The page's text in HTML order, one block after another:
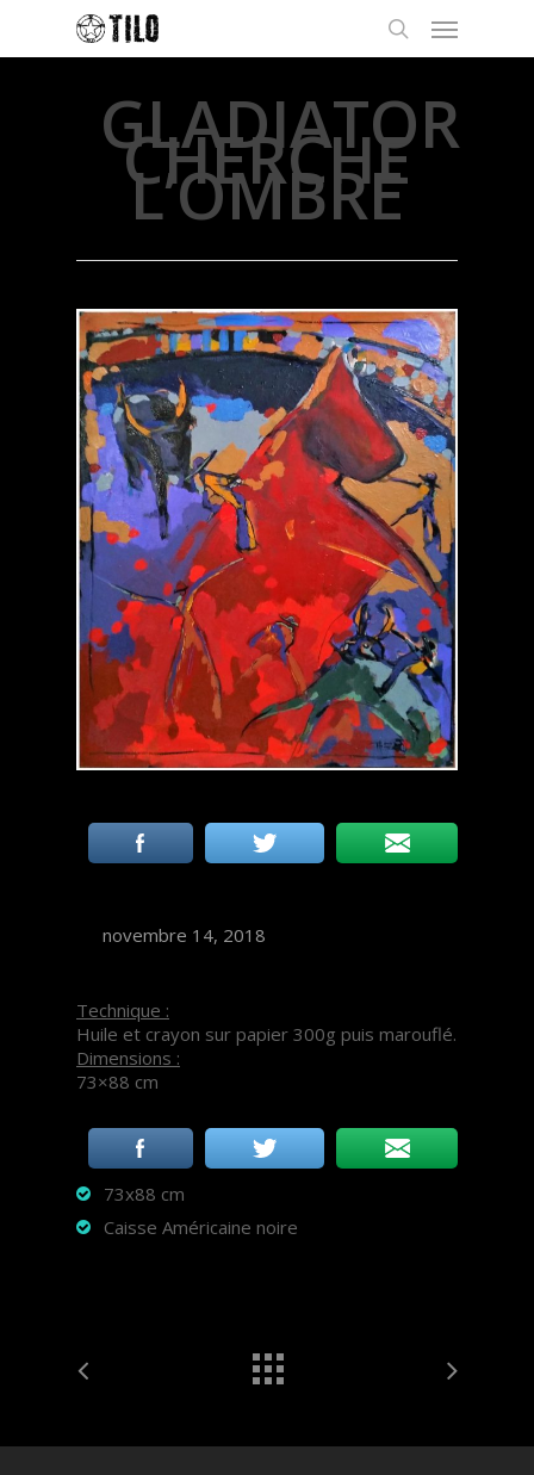
GLADIATOR
CHERCHE
L’OMBRE
novembre 14, 2018
Technique :
Huile et crayon sur papier 300g puis marouflé.
Dimensions :
73×88 cm
73x88 cm
Caisse Américaine noire